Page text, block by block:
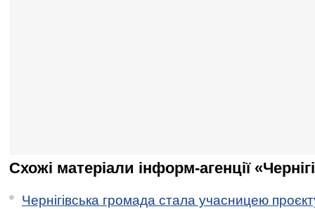
Схожі матеріали інформ-агенції
Чернігівська громада стала учасницею